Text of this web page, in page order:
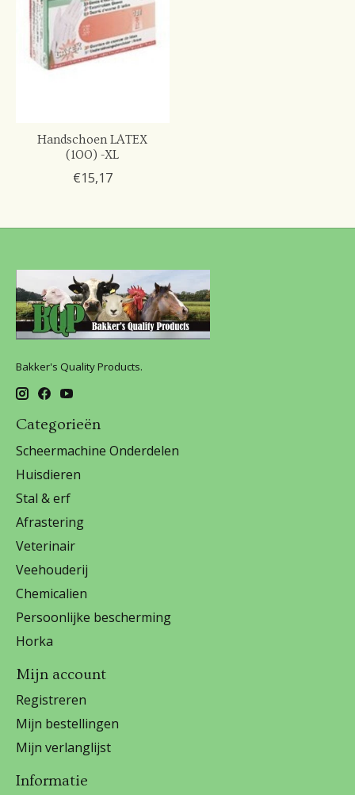
Handschoen LATEX
(100) -XL
€15,17
Bakker's Quality Products.
Categorieën
Scheermachine Onderdelen
Huisdieren
Stal & erf
Afrastering
Veterinair
Veehouderij
Chemicalien
Persoonlijke bescherming
Horka
Mijn account
Registreren
Mijn bestellingen
Mijn verlanglijst
Informatie